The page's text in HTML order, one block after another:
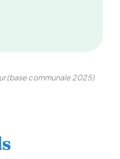
(base communale 2025)